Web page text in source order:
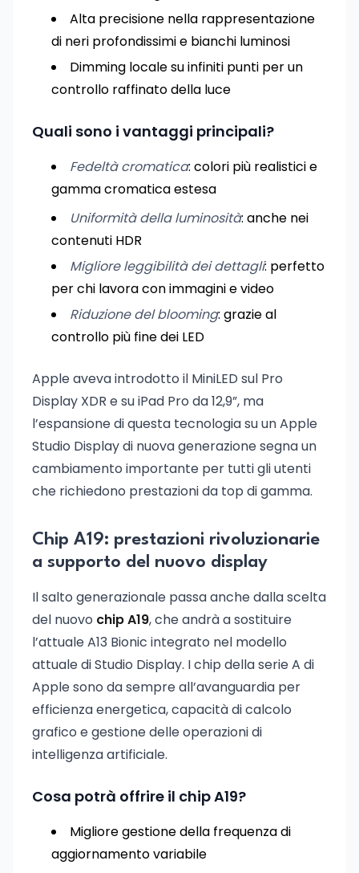
Alta precisione nella rappresentazione
di neri profondissimi e bianchi luminosi
Dimming locale su infiniti punti per un
controllo raffinato della luce
Quali sono i vantaggi principali?
Fedeltà cromatica: colori più realistici e
gamma cromatica estesa
Uniformità della luminosità: anche nei
contenuti HDR
Migliore leggibilità dei dettagli: perfetto
per chi lavora con immagini e video
Riduzione del blooming: grazie al
controllo più fine dei LED
Apple aveva introdotto il MiniLED sul Pro
Display XDR e su iPad Pro da 12,9”, ma
l’espansione di questa tecnologia su un Apple
Studio Display di nuova generazione segna un
cambiamento importante per tutti gli utenti
che richiedono prestazioni da top di gamma.
Chip A19: prestazioni rivoluzionarie
a supporto del nuovo display
Il salto generazionale passa anche dalla scelta
del nuovo chip A19, che andrà a sostituire
l’attuale A13 Bionic integrato nel modello
attuale di Studio Display. I chip della serie A di
Apple sono da sempre all’avanguardia per
efficienza energetica, capacità di calcolo
grafico e gestione delle operazioni di
intelligenza artificiale.
Cosa potrà offrire il chip A19?
Migliore gestione della frequenza di
aggiornamento variabile